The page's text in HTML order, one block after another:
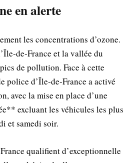
en alerte
les concentrations d’ozone.
et la vallée du
de pollution. Face à cette
police d’Île‑de‑France a activé
avec la mise en place d’une
excluant les véhicules les plus
et samedi soir.
qualifient d’exceptionnelle